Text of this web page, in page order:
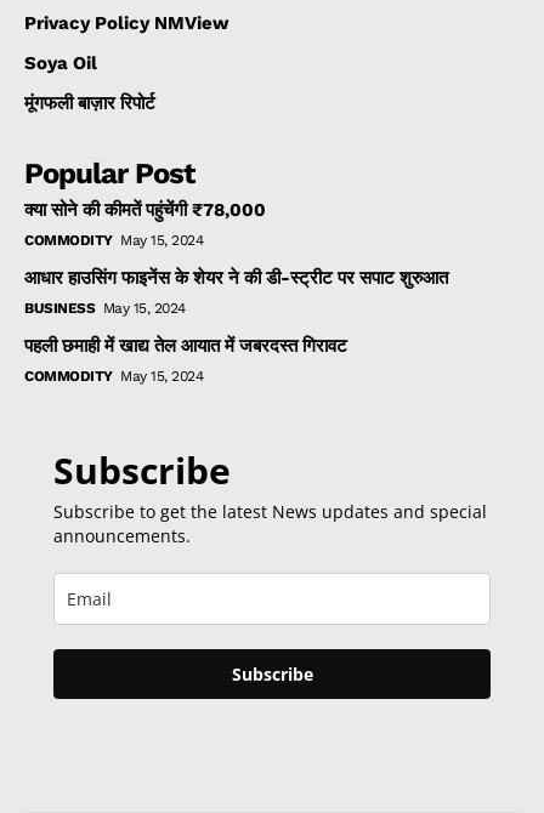
Privacy Policy NMView
Soya Oil
मूंगफली बाज़ार रिपोर्ट
Popular Post
क्या सोने की कीमतें पहुंचेंगी ₹78,000
COMMODITY May 15, 2024
आधार हाउसिंग फाइनेंस के शेयर ने की डी-स्ट्रीट पर सपाट शुरुआत
BUSINESS May 15, 2024
पहली छमाही में खाद्य तेल आयात में जबरदस्त गिरावट
COMMODITY May 15, 2024
Subscribe
Subscribe to get the latest News updates and special
announcements.
Subscribe